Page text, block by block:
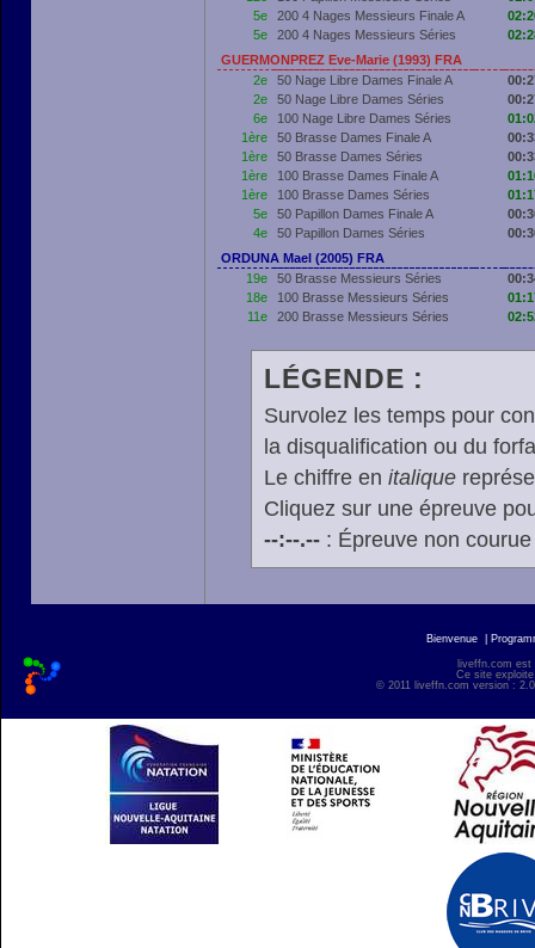
5e
200 4 Nages Messieurs Finale A
5e
200 4 Nages Messieurs Séries
GUERMONPREZ Eve-Marie (1993) FRA
2e
50 Nage Libre Dames Finale A
2e
50 Nage Libre Dames Séries
6e
100 Nage Libre Dames Séries
1ère
50 Brasse Dames Finale A
1ère
50 Brasse Dames Séries
1ère
100 Brasse Dames Finale A
1ère
100 Brasse Dames Séries
5e
50 Papillon Dames Finale A
4e
50 Papillon Dames Séries
ORDUNA Mael (2005) FRA
19e
50 Brasse Messieurs Séries
18e
100 Brasse Messieurs Séries
11e
200 Brasse Messieurs Séries
LÉGENDE :
Survolez les temps pour
la disqualification ou du
Le chiffre en italique
Cliquez sur une épreuve
--:--.--: Épreuve non
Bienvenue
liveffn.com est
Ce site
© 2011 liveffn.com version :